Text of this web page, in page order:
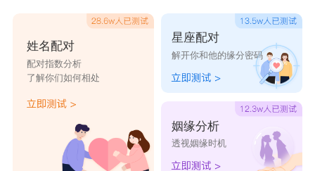
姓名配对
配对指数分析
了解你们如何相处
星座配对
解开你和他的缘分密码
姻缘分析
透视姻缘时机